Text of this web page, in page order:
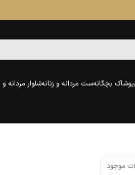
پوشاک بچگانهست مردانه و زنانهشلوار مردانه و
موجود